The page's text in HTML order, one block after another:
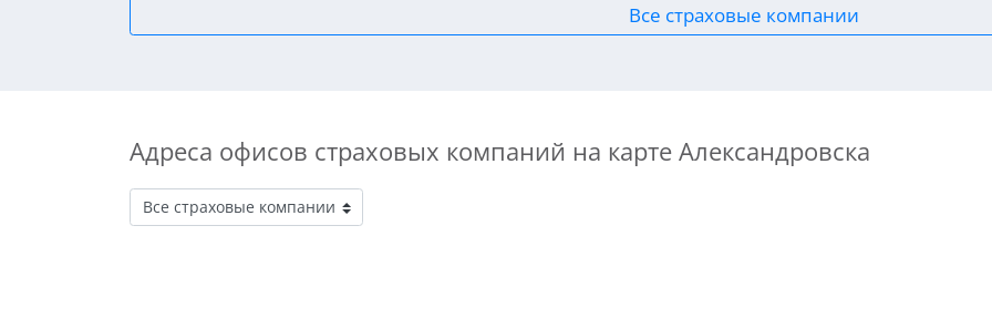
Все страховые компании
Адреса офисов страховых компаний на карте Александровска